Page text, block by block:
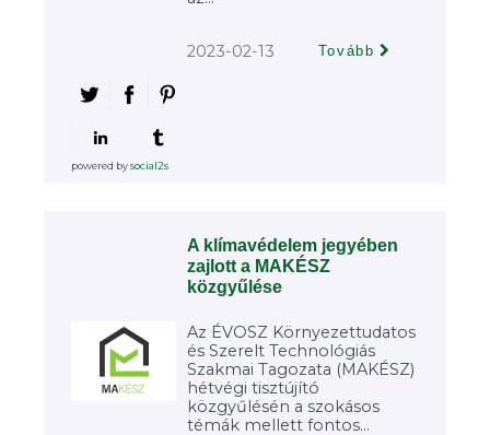
2023-02-13 Tovább
powered bysocial2s
A klímavédelem jegyében
zajlott a MAKÉSZ
közgyűlése
Az ÉVOSZ Környezettudatos
és Szerelt Technológiás
Szakmai Tagozata (MAKÉSZ)
hétvégi tisztújító
közgyűlésén a szokásos
témák mellett fontos...